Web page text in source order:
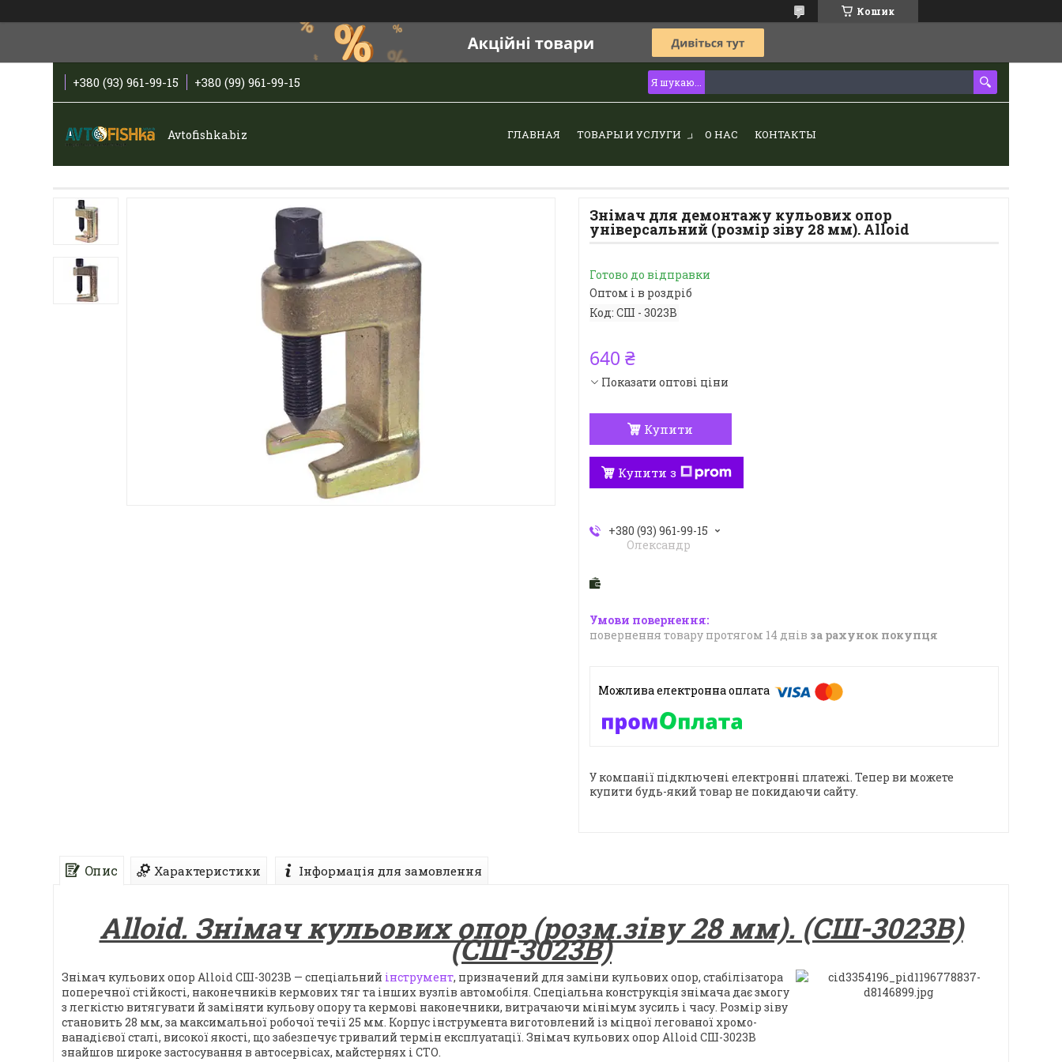
Кошик
+380 (93) 961-99-15 +380 (99) 961-99-15
Avtofishka.biz ГЛАВНАЯ ТОВАРЫ И УСЛУГИ О НАС КОНТАКТЫ
Знімач для демонтажу кульових опор
універсальний (розмір зіву 28 мм). Alloid
Готово до відправки
Оптом і в роздріб
Код: СШ - 3023B
640 ₴
Показати оптові ціни
Купити
Купити з
+380 (93) 961-99-15
Олександр
повернення товару протягом 14 днів за рахунок покупця
У компанії підключені електронні платежі. Тепер ви можете
купити будь-який товар не покидаючи сайту.
Опис Характеристики Інформація для замовлення
Alloid. Знімач кульових опор (розм.зіву 28 мм). (CШ-3023B)
(СШ-3023B)
Знімач кульових опор Alloid CШ-3023B — спеціальний інструмент, призначений для заміни кульових опор, стабілізатора
поперечної стійкості, наконечників кермових тяг та інших вузлів автомобіля. Спеціальна конструкція знімача дає змогу
з легкістю витягувати й заміняти кульову опору та кермові наконечники, витрачаючи мінімум зусиль і часу. Розмір зіву
становить 28 мм, за максимальної робочої течії 25 мм. Корпус інструмента виготовлений із міцної легованої хромо-
ванадієвої сталі, високої якості, що забезпечує тривалий термін експлуатації. Знімач кульових опор Alloid CШ-3023B
знайшов широке застосування в автосервісах, майстернях і СТО.